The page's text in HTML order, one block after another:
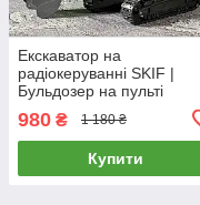
Екскаватор на
радіокеруванні SKIF |
Бульдозер на пульті
управління | Екскаватор
на радіоуправлінні
980 ₴ 1 180 ₴
Купити